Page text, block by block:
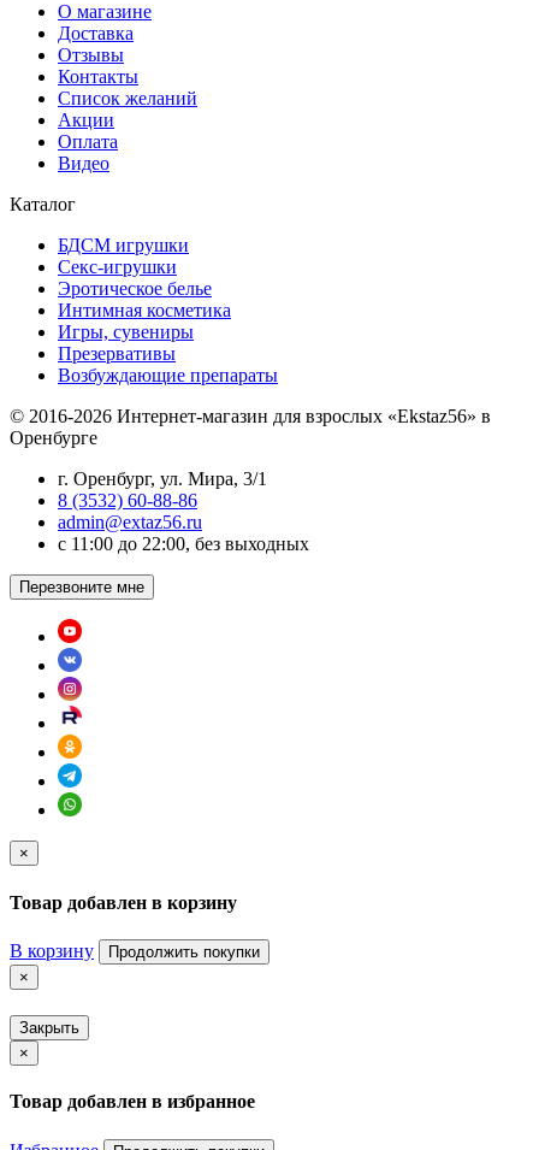
О магазине
Доставка
Отзывы
Контакты
Список желаний
Акции
Оплата
Видео
Каталог
БДСМ игрушки
Секс-игрушки
Эротическое белье
Интимная косметика
Игры, сувениры
Презервативы
Возбуждающие препараты
© 2016-2026 Интернет-магазин для взрослых «Ekstaz56» в
Оренбурге
г. Оренбург, ул. Мира, 3/1
8 (3532) 60-88-86
admin@extaz56.ru
c 11:00 до 22:00, без выходных
Перезвоните мне
×
Товар добавлен в корзину
В корзину
Продолжить покупки
×
Закрыть
×
Товар добавлен в избранное